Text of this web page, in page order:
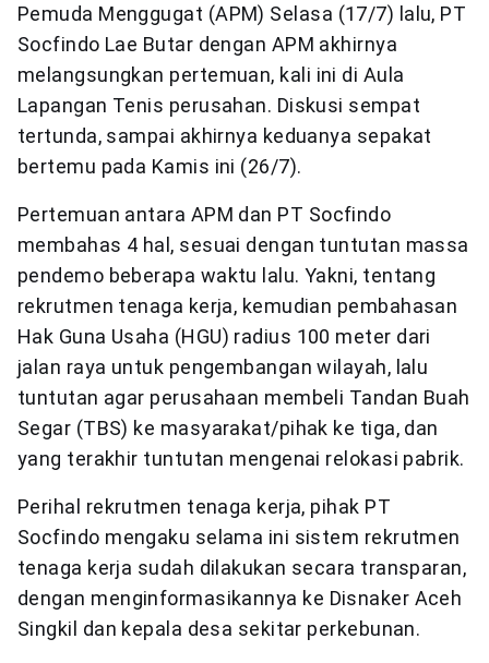
Pemuda Menggugat (APM) Selasa (17/7) lalu, PT
Socfindo Lae Butar dengan APM akhirnya
melangsungkan pertemuan, kali ini di Aula
Lapangan Tenis perusahan. Diskusi sempat
tertunda, sampai akhirnya keduanya sepakat
bertemu pada Kamis ini (26/7).
Pertemuan antara APM dan PT Socfindo
membahas 4 hal, sesuai dengan tuntutan massa
pendemo beberapa waktu lalu. Yakni, tentang
rekrutmen tenaga kerja, kemudian pembahasan
Hak Guna Usaha (HGU) radius 100 meter dari
jalan raya untuk pengembangan wilayah, lalu
tuntutan agar perusahaan membeli Tandan Buah
Segar (TBS) ke masyarakat/pihak ke tiga, dan
yang terakhir tuntutan mengenai relokasi pabrik.
Perihal rekrutmen tenaga kerja, pihak PT
Socfindo mengaku selama ini sistem rekrutmen
tenaga kerja sudah dilakukan secara transparan,
dengan menginformasikannya ke Disnaker Aceh
Singkil dan kepala desa sekitar perkebunan.